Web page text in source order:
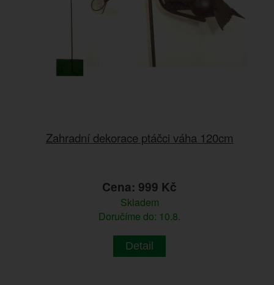
Zahradní dekorace ptáčci váha 120cm
Cena: 999 Kč
Skladem
Doručíme do: 10.8.
Detail